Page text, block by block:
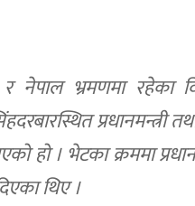
नेपाल भ्रमणमा रहेका
प्रधानमन्त्री तथा
हो । भेटका क्रममा
थिए ।